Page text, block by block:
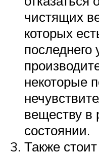
чистящих
которых
последнего
некоторые
веществу в
состоянии.
Также